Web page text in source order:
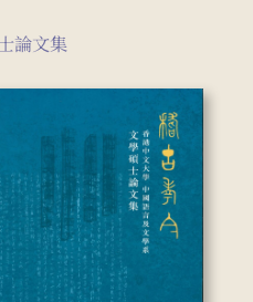
論文集